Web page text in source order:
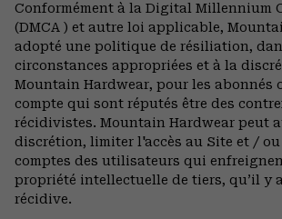
Conformément à la Digital Millennium
(DMCA ) et autre loi applicable,
adopté une politique de résiliation,
circonstances appropriées et à la
Mountain Hardwear, pour les abonnés
compte qui sont réputés être des
récidivistes. Mountain Hardwear peut
discrétion, limiter l'accès au Site et /
comptes des utilisateurs qui
propriété intellectuelle de tiers, qu’il y
récidive.